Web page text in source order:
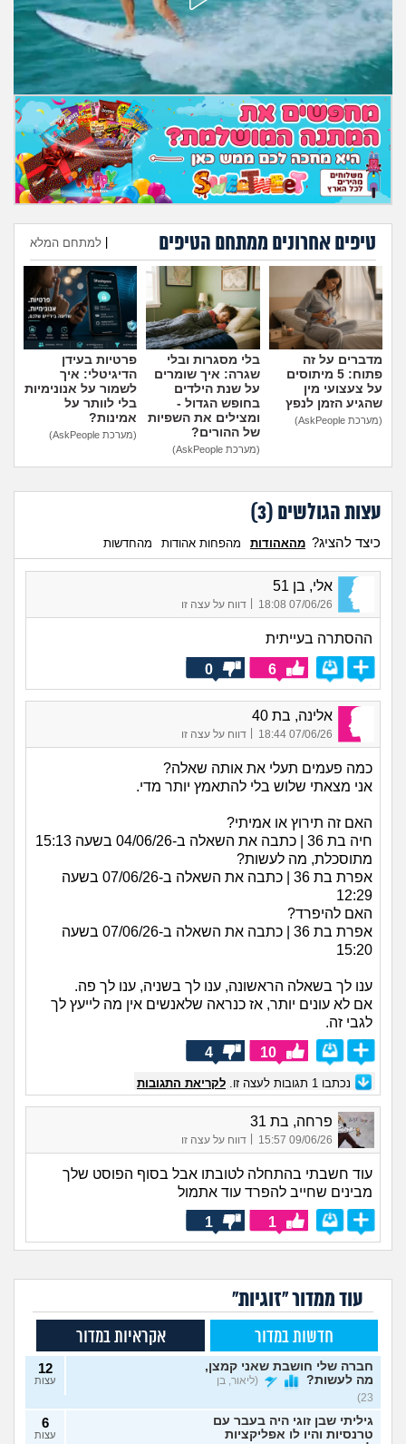
חיות מחמד
יוקר המחיה
גאווה
טיפים אחרונים ממתחם הטיפים למתחם המלא
הוספת טיפ
מדברים על זה
פתוח: 5 מיתוסים
על צעצועי מין
שהגיע הזמן לנפץ
(מערכת AskPeople)
בלי מסגרות ובלי
שגרה: איך שומרים
על שנת הילדים
בחופש הגדול -
ומצילים את השפיות
של ההורים?
(מערכת AskPeople)
פרטיות בעידן
הדיגיטלי: איך
לשמור על אנונימיות
בלי לוותר על
אמינות?
(מערכת AskPeople)
עצות הגולשים (3
)
כיצד להציג? מהאהודות מהפחות אהודות מהחדשות
אלי, בן 51
07/06/26 18:08 דווח על עצה זו
ההסתרה בעייתית
6
0
אלינה, בת 40
07/06/26 18:44
| דווח על עצה זו
כמה פעמים תעלי את אותה שאלה?
אני מצאתי שלוש בלי להתאמץ יותר מדי.
האם זה תירוץ או אמיתי?
חיה בת 36 | כתבה את השאלה ב-04/06/26 בשעה 15:13
מתוסכלת, מה לעשות?
אפרת בת 36 | כתבה את השאלה ב-07/06/26 בשעה
12:29
האם להיפרד?
אפרת בת 36 | כתבה את השאלה ב-07/06/26 בשעה
15:20
ענו לך בשאלה הראשונה, ענו לך בשניה, ענו לך פה.
אם לא עונים יותר, אז כנראה שלאנשים אין מה לייעץ לך
לגבי זה.
10
4
נכתבו 1 תגובות לעצה זו. לקריאת התגובות
פרחה, בת 31
09/06/26 15:57
| דווח על עצה זו
עוד חשבתי בהתחלה לטובתו אבל בסוף הפוסט שלך
מבינים שחייב להפרד עוד אתמול
1
1
עוד ממדור "זוגיות"
חדשות במדור אקראיות במדור
חברה שלי חושבת שאני קמצן,
מה לעשות?
(ליאור, בן
23)
12
עצות
גיליתי שבן זוגי היה בעבר עם
טרנסיות והיו לו אפליקציות
6
עצות